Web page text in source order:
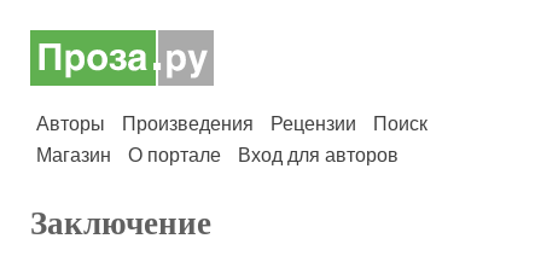
Авторы Произведения Рецензии
Поиск
Магазин
О портале Вход для авторов
Заключение